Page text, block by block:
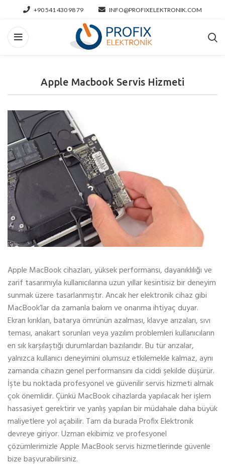
+90 541 430 98 79 INFO@PROFIXELEKTRONIK.COM
Apple Macbook Servis Hizmeti
Apple MacBook cihazları, yüksek performansı, dayanıklılığı ve
zarif tasarımıyla kullanıcılarına uzun yıllar kesintisiz bir deneyim
sunmak üzere tasarlanmıştır. Ancak her elektronik cihaz gibi
MacBook’lar da zamanla bakım ve onarıma ihtiyaç duyar.
Ekran kırıkları, batarya ömrünün azalması, klavye arızaları, sıvı
teması, anakart sorunları veya yazılım problemleri kullanıcıların
en sık karşılaştığı durumlardan bazılarıdır. Bu tür arızalar,
yalnızca kullanıcı deneyimini olumsuz etkilemekle kalmaz, aynı
zamanda cihazın genel performansını da ciddi şekilde düşürür.
İşte bu noktada profesyonel ve güvenilir servis hizmeti almak
çok önemlidir. Çünkü MacBook cihazlarda yapılacak her işlem
hassasiyet gerektirir ve yanlış yapılan bir müdahale daha büyük
maliyetlere yol açabilir. Tam da burada Profix Elektronik
devreye giriyor. Uzman ekibimiz ve profesyonel
çözümlerimizle Apple MacBook servis hizmetlerinde güvenle
bize başvurabilirsiniz.